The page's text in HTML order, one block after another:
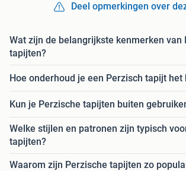
Deel opmerkingen over
Wat zijn de belangrijkste kenmerken van
tapijten?
Hoe onderhoud je een Perzisch tapijt het
Kun je Perzische tapijten buiten
Welke stijlen en patronen zijn typisch
tapijten?
Waarom zijn Perzische tapijten zo